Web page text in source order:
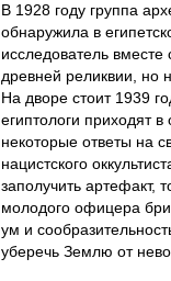
В 1928 году группа
обнаружила в
исследователь
древней реликвии, но
На дворе стоит 1939
египтологи приходят
некоторые ответы на
нацистского
заполучить артефакт,
молодого офицера
ум и
уберечь Землю от